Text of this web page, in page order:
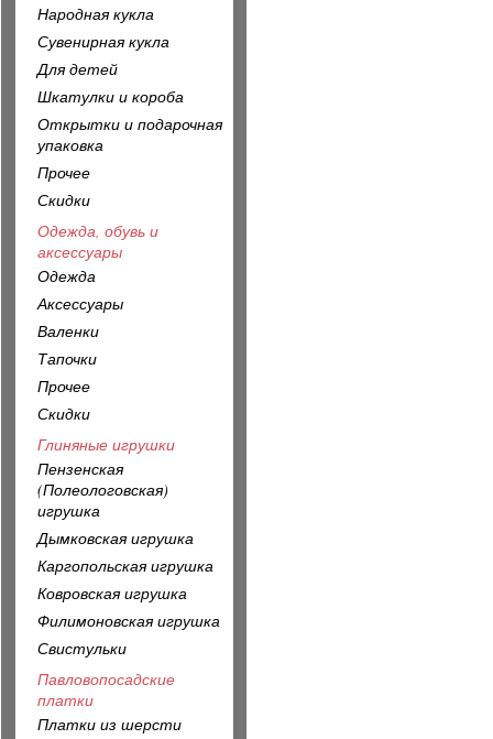
Народная кукла
Сувенирная кукла
Для детей
Шкатулки и короба
Открытки и подарочная
упаковка
Прочее
Скидки
Одежда, обувь и
аксессуары
Одежда
Аксессуары
Валенки
Тапочки
Прочее
Скидки
Глиняные игрушки
Пензенская
(Полеологовская)
игрушка
Дымковская игрушка
Каргопольская игрушка
Ковровская игрушка
Филимоновская игрушка
Свистульки
Павловопосадские
платки
Платки из шерсти